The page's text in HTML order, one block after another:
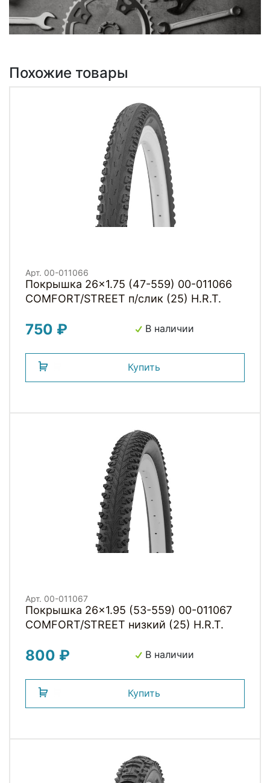
Похожие товары
Арт. 00-011066
Покрышка 26x1.75 (47-559) 00-011066
COMFORT/STREET п/слик (25) H.R.T.
750 ₽ В наличии
Купить
Арт. 00-011067
Покрышка 26x1.95 (53-559) 00-011067
COMFORT/STREET низкий (25) H.R.T.
800 ₽ В наличии
Купить